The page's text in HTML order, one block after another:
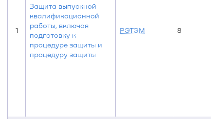
1
Защита выпускной
квалификационной
работы, включая
подготовку к
процедуре защиты и
процедуру защиты
РЭТЭМ 8